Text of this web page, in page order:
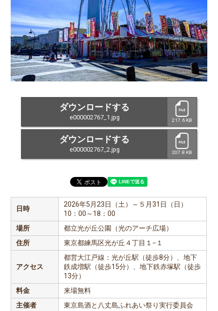
ダウンロードする
e000002767_1.jpg 217.6 KB
ダウンロードする
e000002767_2.jpg 207.8 KB
日時
2026年5月23日（土）～５月31日（日）
10：00～18：00
場所
都立光が丘公園（光のアーチ広場）
住所
東京都練馬区光が丘４丁目１−１
アクセス
都営大江戸線：光が丘駅（徒歩8分）、地下
鉄成増駅（徒歩15分）、地下鉄赤塚駅（徒歩
13分）
料金
来場無料
主催者
東京島酒と八丈島ふれあい祭り実行委員会